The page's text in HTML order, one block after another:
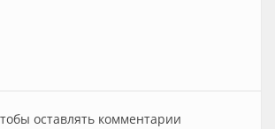
оставлять комментарии